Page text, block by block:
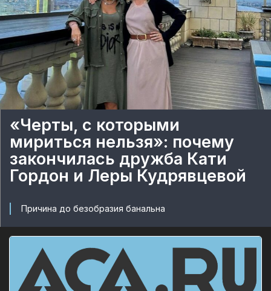
«Черты, с которыми
мириться нельзя»: почему
закончилась дружба Кати
Гордон и Леры Кудрявцевой
Причина до безобразия банальна